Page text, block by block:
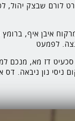
לורם שבצק יהול,
איבן איף,
לפמעט
דז מא, מנכם
ניסי נון ניבאה. דס